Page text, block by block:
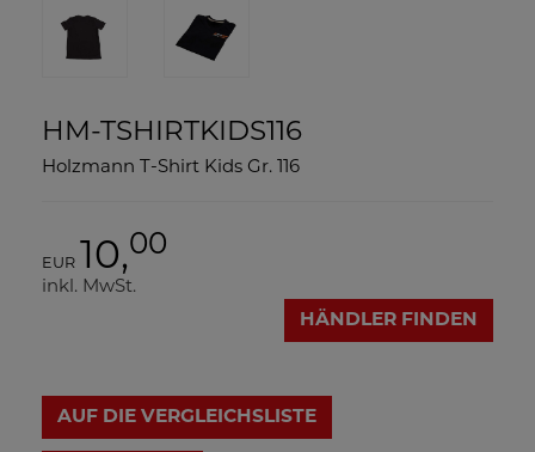
HM-TSHIRTKIDS116
Holzmann T-Shirt Kids Gr. 116
EUR 10,00
inkl. MwSt.
HÄNDLER FINDEN
AUF DIE VERGLEICHSLISTE